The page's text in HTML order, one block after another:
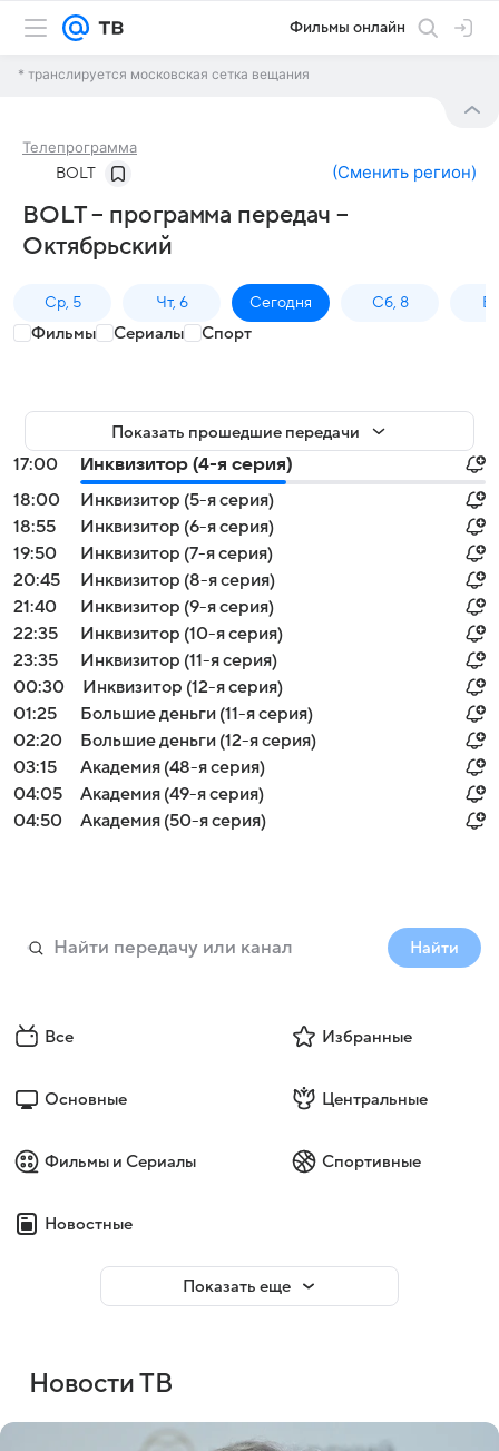
Фильмы онлайн
* транслируется московская сетка вещания
Телепрограмма
BOLT (Сменить регион)
BOLT – программа передач –
Октябрьский
Ср, 5 Чт, 6 Сегодня Сб, 8
Фильмы Сериалы Спорт
Показать прошедшие передачи
17:00
Инквизитор (4-я серия)
18:00
Инквизитор (5-я серия)
18:55
Инквизитор (6-я серия)
19:50
Инквизитор (7-я серия)
20:45
Инквизитор (8-я серия)
21:40
Инквизитор (9-я серия)
22:35
Инквизитор (10-я серия)
23:35
Инквизитор (11-я серия)
00:30
Инквизитор (12-я серия)
01:25
Большие деньги (11-я серия)
02:20
Большие деньги (12-я серия)
03:15
Академия (48-я серия)
04:05
Академия (49-я серия)
04:50
Академия (50-я серия)
Найти
Все Избранные
Основные Центральные
Фильмы и Сериалы Спортивные
Новостные
Показать еще
Новости ТВ